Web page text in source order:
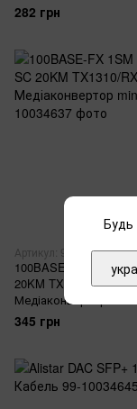
282 грн
Артикул: 99-10034637
100BASE-FX 1SM
20KM TX1310/
Медіаконвертор mini
345 грн
Будь